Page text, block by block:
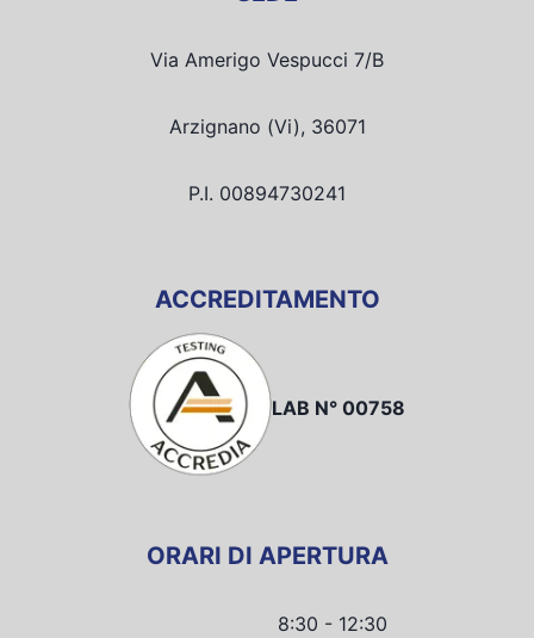
Via Amerigo Vespucci 7/B
Arzignano (Vi), 36071
P.I. 00894730241
ACCREDITAMENTO
LAB N° 00758
ORARI DI APERTURA
8:30 - 12:30